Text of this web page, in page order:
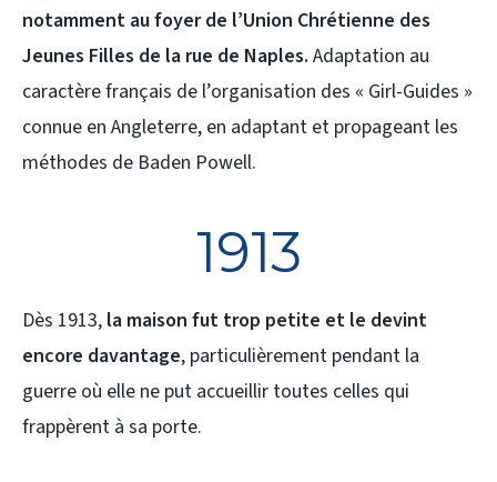
notamment au foyer de l’Union Chrétienne des
Jeunes Filles de la rue de Naples. Adaptation au
caractère français de l’organisation des « Girl-Guides »
connue en Angleterre, en adaptant et propageant les
méthodes de Baden Powell.
1913
Dès 1913, la maison fut trop petite et le devint
encore davantage, particulièrement pendant la
guerre où elle ne put accueillir toutes celles qui
frappèrent à sa porte.